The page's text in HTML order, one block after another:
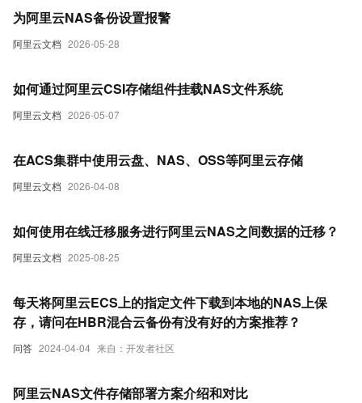
阿里云文档 2026-05-28
为阿里云NAS备份设置报警
阿里云文档 2026-05-07
如何通过阿里云CSI存储组件挂载NAS文件系统
阿里云文档 2026-04-08
在ACS集群中使用云盘、NAS、OSS等阿里云存储
阿里云文档 2025-08-25
如何使用在线迁移服务进行阿里云NAS之间数据的迁移？
问答 2024-04-04 来自：开发者社区
每天将阿里云ECS上的指定文件下载到本地的NAS上保
存，请问在HBR混合云备份有没有好的方案推荐？
阿里云NAS文件存储部署方案介绍和对比